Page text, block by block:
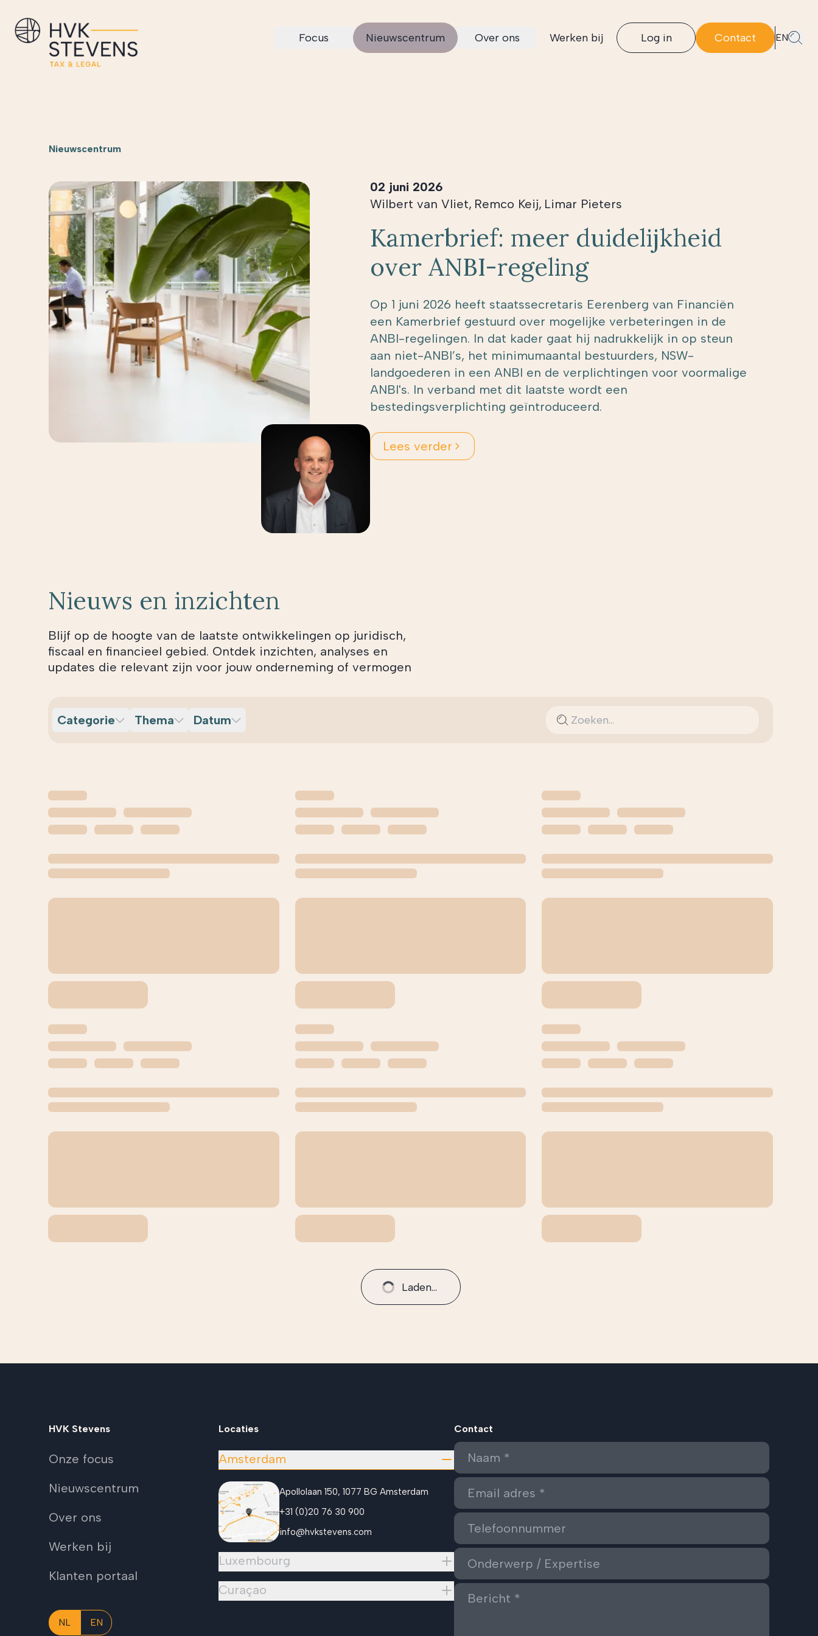
Focus Nieuwscentrum Over ons Werken bij Log in Contact EN
Nieuwscentrum
02 juni 2026
Wilbert van Vliet, Remco Keij, Limar Pieters
Kamerbrief: meer duidelijkheid
over ANBI-regeling
Op 1 juni 2026 heeft staatssecretaris Eerenberg van Financiën
een Kamerbrief gestuurd over mogelijke verbeteringen in de
ANBI-regelingen. In dat kader gaat hij nadrukkelijk in op steun
aan niet-ANBI’s, het minimumaantal bestuurders, NSW-
landgoederen in een ANBI en de verplichtingen voor voormalige
ANBI's. In verband met dit laatste wordt een
bestedingsverplichting geïntroduceerd.
Lees verder
Nieuws en inzichten
Blijf op de hoogte van de laatste ontwikkelingen op juridisch,
fiscaal en financieel gebied. Ontdek inzichten, analyses en
updates die relevant zijn voor jouw onderneming of vermogen
Categorie Thema Datum
Laden...
HVK Stevens
Onze focus
Nieuwscentrum
Over ons
Werken bij
Klanten portaal
NL EN
Locaties
Amsterdam
Apollolaan 150, 1077 BG Amsterdam
+31 (0)20 76 30 900
info@hvkstevens.com
Luxembourg
Curaçao
Contact